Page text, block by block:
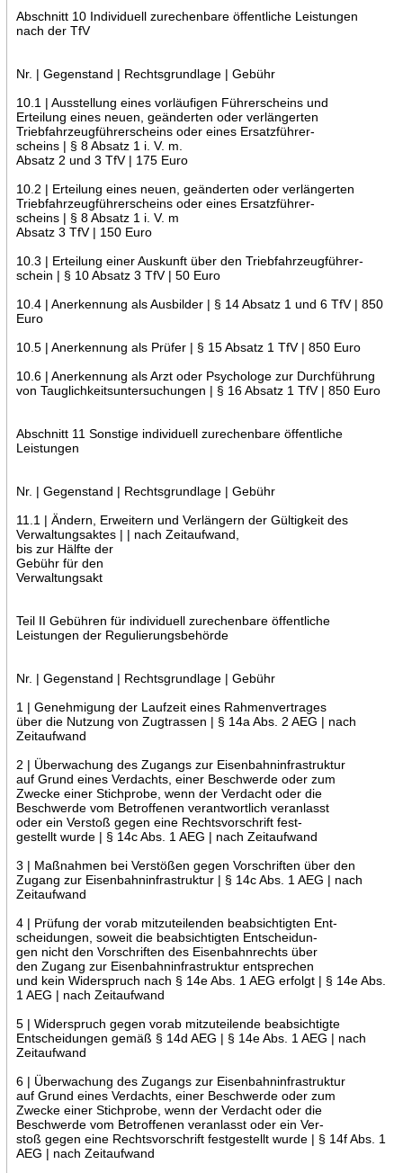
Abschnitt 10 Individuell zurechenbare öffentliche Leistungen
nach der TfV
Nr. | Gegenstand | Rechtsgrundlage | Gebühr
10.1 | Ausstellung eines vorläufigen Führerscheins und
Erteilung eines neuen, geänderten oder verlängerten
Triebfahrzeugführerscheins oder eines Ersatzführer-
scheins | § 8 Absatz 1 i. V. m.
Absatz 2 und 3 TfV | 175 Euro
10.2 | Erteilung eines neuen, geänderten oder verlängerten
Triebfahrzeugführerscheins oder eines Ersatzführer-
scheins | § 8 Absatz 1 i. V. m
Absatz 3 TfV | 150 Euro
10.3 | Erteilung einer Auskunft über den Triebfahrzeugführer-
schein | § 10 Absatz 3 TfV | 50 Euro
10.4 | Anerkennung als Ausbilder | § 14 Absatz 1 und 6 TfV | 850
Euro
10.5 | Anerkennung als Prüfer | § 15 Absatz 1 TfV | 850 Euro
10.6 | Anerkennung als Arzt oder Psychologe zur Durchführung
von Tauglichkeitsuntersuchungen | § 16 Absatz 1 TfV | 850 Euro
Abschnitt 11 Sonstige individuell zurechenbare öffentliche
Leistungen
Nr. | Gegenstand | Rechtsgrundlage | Gebühr
11.1 | Ändern, Erweitern und Verlängern der Gültigkeit des
Verwaltungsaktes | | nach Zeitaufwand,
bis zur Hälfte der
Gebühr für den
Verwaltungsakt
Teil II Gebühren für individuell zurechenbare öffentliche
Leistungen der Regulierungsbehörde
Nr. | Gegenstand | Rechtsgrundlage | Gebühr
1 | Genehmigung der Laufzeit eines Rahmenvertrages
über die Nutzung von Zugtrassen | § 14a Abs. 2 AEG | nach
Zeitaufwand
2 | Überwachung des Zugangs zur Eisenbahninfrastruktur
auf Grund eines Verdachts, einer Beschwerde oder zum
Zwecke einer Stichprobe, wenn der Verdacht oder die
Beschwerde vom Betroffenen verantwortlich veranlasst
oder ein Verstoß gegen eine Rechtsvorschrift fest-
gestellt wurde | § 14c Abs. 1 AEG | nach Zeitaufwand
3 | Maßnahmen bei Verstößen gegen Vorschriften über den
Zugang zur Eisenbahninfrastruktur | § 14c Abs. 1 AEG | nach
Zeitaufwand
4 | Prüfung der vorab mitzuteilenden beabsichtigten Ent-
scheidungen, soweit die beabsichtigten Entscheidun-
gen nicht den Vorschriften des Eisenbahnrechts über
den Zugang zur Eisenbahninfrastruktur entsprechen
und kein Widerspruch nach § 14e Abs. 1 AEG erfolgt | § 14e Abs.
1 AEG | nach Zeitaufwand
5 | Widerspruch gegen vorab mitzuteilende beabsichtigte
Entscheidungen gemäß § 14d AEG | § 14e Abs. 1 AEG | nach
Zeitaufwand
6 | Überwachung des Zugangs zur Eisenbahninfrastruktur
auf Grund eines Verdachts, einer Beschwerde oder zum
Zwecke einer Stichprobe, wenn der Verdacht oder die
Beschwerde vom Betroffenen veranlasst oder ein Ver-
stoß gegen eine Rechtsvorschrift festgestellt wurde | § 14f Abs. 1
AEG | nach Zeitaufwand